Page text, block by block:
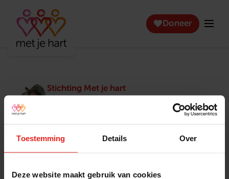
Toestemming Details Over
Deze website maakt gebruik van cookies
Doneer
Stichting Met je hart
Stichting Met je hart laat ouderen die zich
eenzaam voelen weer genieten en inspireert
winnaar van het Appeltje van Oranje.
Actuele vacatures
Contact